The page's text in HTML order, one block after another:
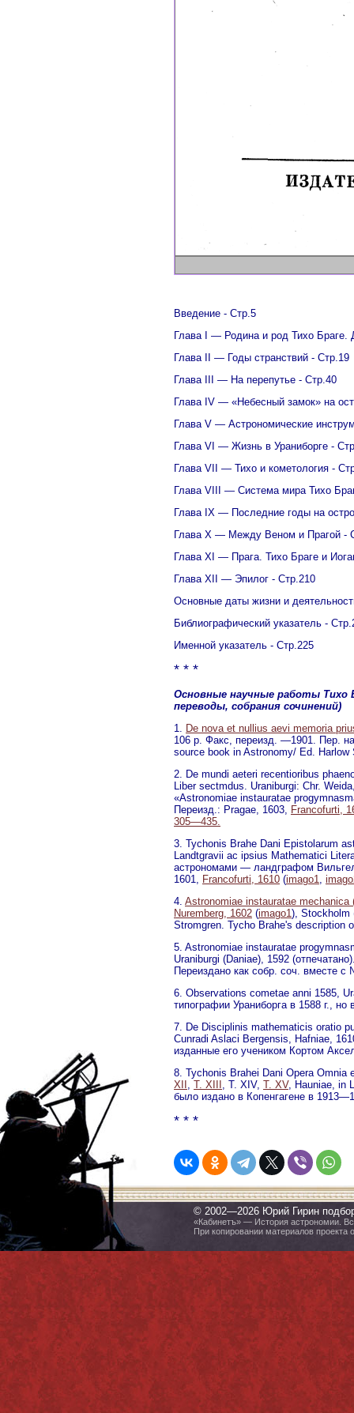
Введение - Стр.5
Глава I — Родина и род Тихо Браге.
Глава II — Годы странствий - Стр.19
Глава III — На перепутье - Стр.40
Глава IV — «Небесный замок» на
Глава V — Астрономические
Глава VI — Жизнь в Ураниборге -
Глава VII — Тихо и кометология -
Глава VIII — Система мира Тихо
Глава IX — Последние годы на
Глава X — Между Веном и Прагой -
Глава XI — Прага. Тихо Браге и
Глава XII — Эпилог - Стр.210
Основные даты жизни и
Библиографический указатель -
Именной указатель - Стр.225
* * *
Основные научные работы Тихо
переводы, собрания сочинений)
1. De nova et nullius aevi memoria
106 p. Факс, переизд. —1901. Пер.
source book in Astronomy/ Ed.
2. De mundi aeteri recentioribus
Liber sectmdus. Uraniburgi: Chr.
«Astronomiae instauratae
Переизд.: Pragae, 1603, Francofurti,
305—435.
3. Tychonis Brahe Dani Epistolarum
Landtgravii ac ipsius Mathematici
астрономами — ландграфом
1601, Francofurti, 1610 (imago1,
4. Astronomiae instauratae
Nuremberg, 1602 (imago1), Stockholm
Stromgren. Tycho Brahe's description
5. Astronomiae instauratae
Uraniburgi (Daniae), 1592
Переиздано как собр. соч. вместе
6. Observations cometae anni 1585,
типографии Ураниборга в 1588 г.,
7. De Disciplinis mathematicis oratio
Cunradi Aslaci Bergensis, Hafniae,
изданные его учеником Кортом
8. Tychonis Brahei Dani Opera
XII , T. XIII , T. XIV, T. XV, Hauniae, in
было издано в Копенгагене в
* * *
© 2002—2026 Юрий Гирин
«Кабинетъ» — История астрономии.
При копировании материалов проекта